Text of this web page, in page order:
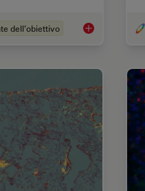
dell’obiettivo Immersion